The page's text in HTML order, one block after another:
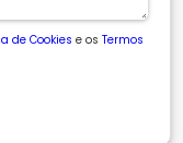
de Cookies e os Termos